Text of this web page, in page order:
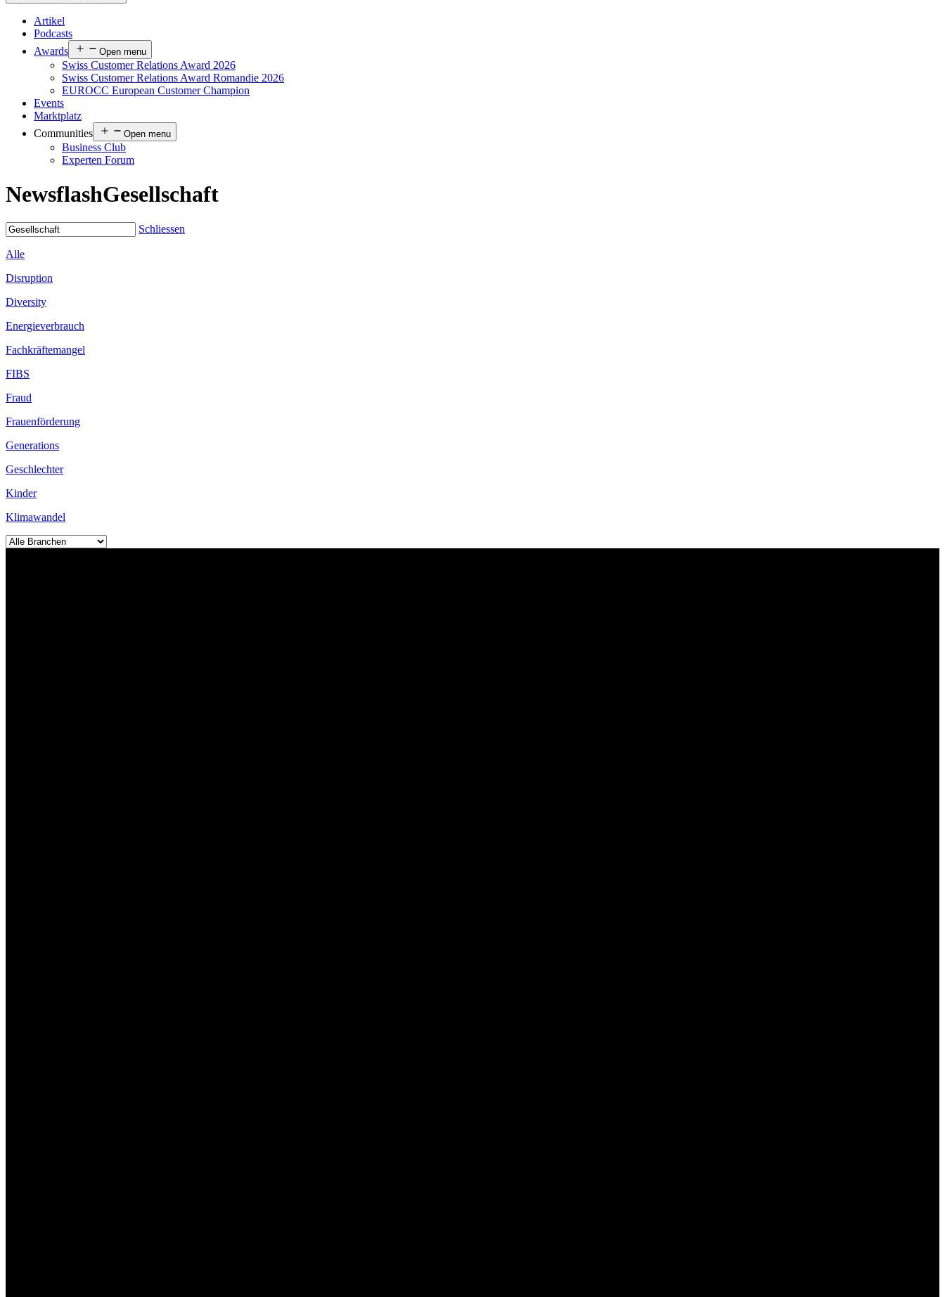
Artikel
Podcasts
Awards
Open menu
Swiss Customer Relations Award 2026
Swiss Customer Relations Award Romandie 2026
EUROCC European Customer Champion
Events
Marktplatz
Communities
Open menu
Business Club
Experten Forum
NewsflashGesellschaft
Schliessen
Alle
Disruption
Diversity
Energieverbrauch
Fachkräftemangel
FIBS
Fraud
Frauenförderung
Generations
Geschlechter
Kinder
Klimawandel